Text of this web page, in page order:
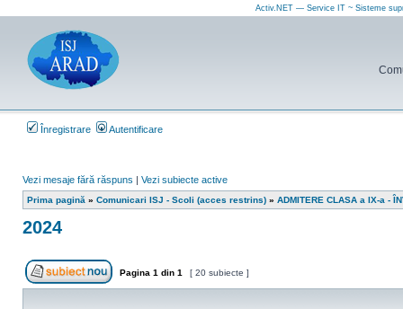
Activ.NET — Service IT ~ Sisteme
Înregistrare Autentificare
Vezi mesaje fără răspuns | Vezi subiecte active
Prima pagină » Comunicari ISJ - Scoli (acces restrins) » ADMITERE CLASA a IX-a -
2024
Scrie un subiect nou
Pagina 1 din 1 [ 20 subiecte ]